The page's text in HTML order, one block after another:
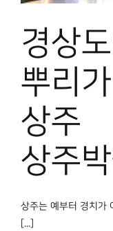
경상
뿌리
상주
상주
상주는 예부터 경치가
[...]